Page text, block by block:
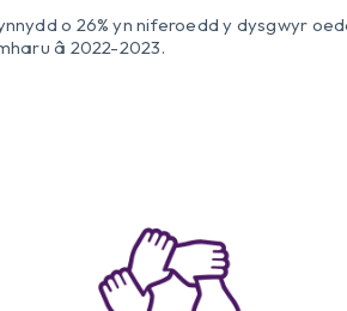
o 26% yn niferoedd y dysgwyr
â 2022-2023.